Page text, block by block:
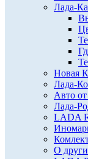
Лада-
Новая
Лада-
Авто
Лада-
LADA
О